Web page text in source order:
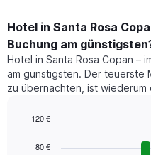
Hotel in Santa Rosa
Buchung am
Hotel in Santa Rosa Copan –
am günstigsten. Der teuerste
zu übernachten, ist
chart
graphic.
80 €
120 €